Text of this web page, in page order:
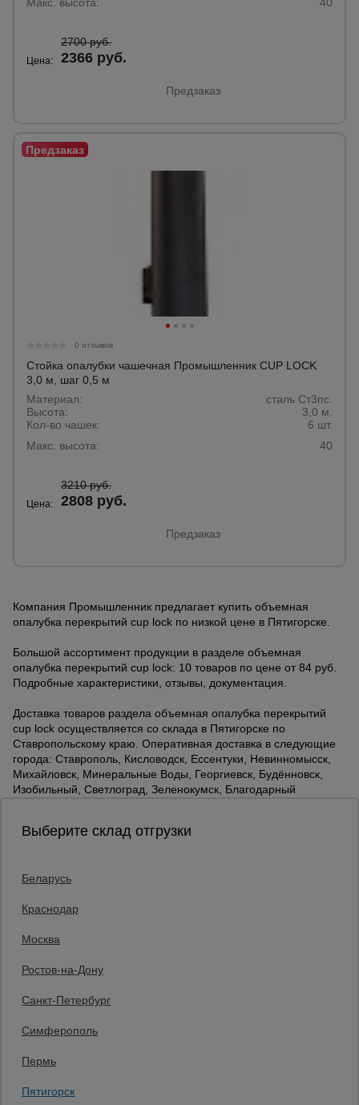
Цена:
2700 руб.
2366 руб.
Предзаказ
0 отзывов
Стойка опалубки чашечная Промышленник CUP LOCK
3,0 м, шаг 0,5 м
Материал:
сталь Ст3пс.
Высота:
3,0 м.
Кол-во чашек:
6 шт.
Макс. высота:
40
Цена:
3210 руб.
2808 руб.
Предзаказ
Компания Промышленник предлагает купить объемная
опалубка перекрытий cup lock по низкой цене в Пятигорске.
Большой ассортимент продукции в разделе объемная
опалубка перекрытий cup lock: 10 товаров по цене от 84 руб.
Подробные характеристики, отзывы, документация.
Доставка товаров раздела объемная опалубка перекрытий
cup lock осуществляется со склада в Пятигорске по
Ставропольскому краю. Оперативная доставка в следующие
города: Ставрополь, Кисловодск, Ессентуки, Невинномысск,
Михайловск, Минеральные Воды, Георгиевск, Будённовск,
Изобильный, Светлоград, Зеленокумск, Благодарный
Выберите склад отгрузки
Беларусь
Краснодар
Москва
Ростов-на-Дону
Санкт-Петербург
Симферополь
Пермь
Пятигорск
О компании
Франшиза
Контакты
Защитные конструкции
Заказать звонок
бесплатно по России